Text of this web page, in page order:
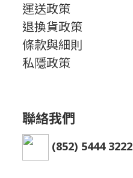
運送政策
退換貨政策
條款與細則
私隱政策
聯絡我們
(852) 5444 3222